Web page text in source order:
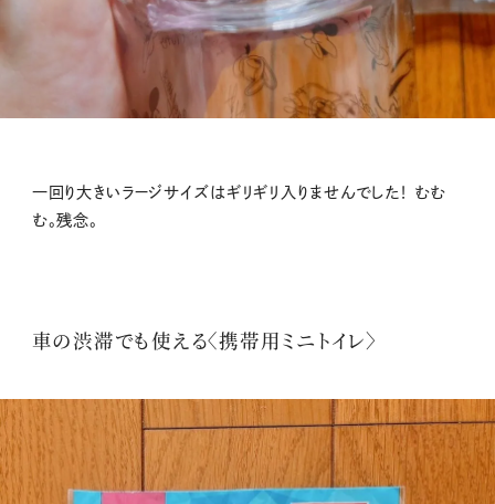
一回り大きいラージサイズはギリギリ入りませんでした！ むむ
む。残念。
車の渋滞でも使える〈携帯用ミニトイレ〉